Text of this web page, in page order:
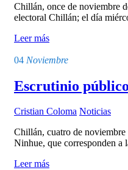
Chillán, once de noviembre
electoral Chillán; el día
Leer más
04 Noviembre
Escrutinio
Cristian Coloma Noticias
Chillán, cuatro de noviembre
Ninhue, que corresponden a
Leer más